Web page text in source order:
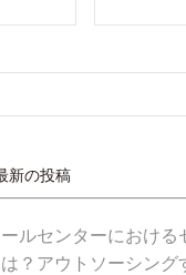
新の投稿
ールセンターにおける
は？アウトソーシング